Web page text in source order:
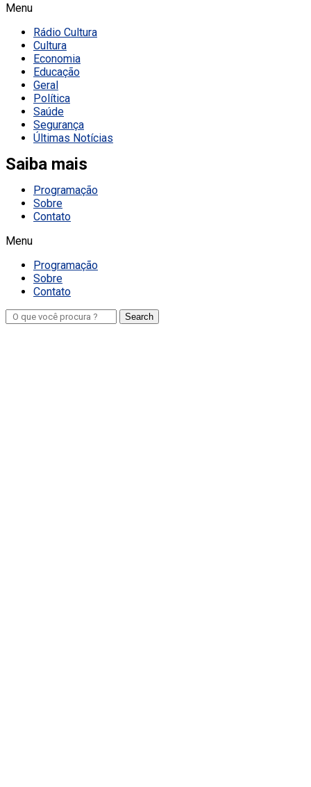
Menu
Rádio Cultura
Cultura
Economia
Educação
Geral
Política
Saúde
Segurança
Últimas Notícias
Saiba mais
Programação
Sobre
Contato
Menu
Programação
Sobre
Contato
Search